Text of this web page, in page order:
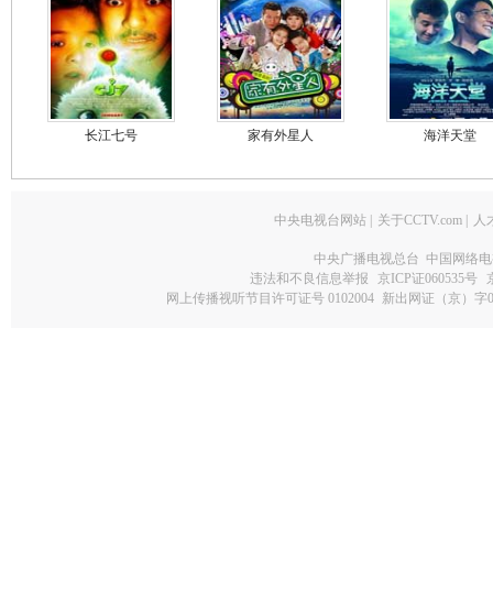
长江七号 家有外星人 海洋天堂
中央电视台网站 关于CCTV.com 人
中央广播电视总台 中国网络
违法和不良信息举报
京ICP证060535号
网上传播视听节目许可证号 0102004 新出网证（京）